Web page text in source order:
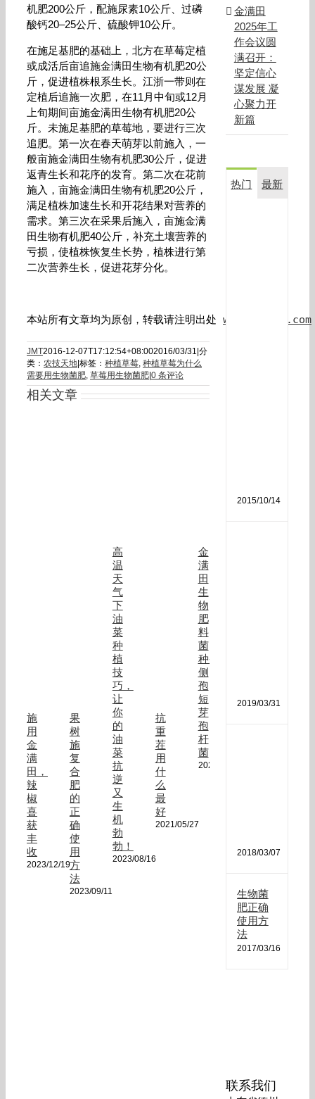
机肥200公斤，配施尿素10公斤、过磷
酸钙20–25公斤、硫酸钾10公斤。
在施足基肥的基础上，北方在草莓定植
或成活后亩追施金满田生物有机肥20公
斤，促进植株根系生长。江浙一带则在
定植后追施一次肥，在11月中旬或12月
上旬期间亩施金满田生物有机肥20公
斤。未施足基肥的草莓地，要进行三次
追肥。第一次在春天萌芽以前施入，一
般亩施金满田生物有机肥30公斤，促进
返青生长和花序的发育。第二次在花前
施入，亩施金满田生物有机肥20公斤，
满足植株加速生长和开花结果对营养的
需求。第三次在采果后施入，亩施金满
田生物有机肥40公斤，补充土壤营养的
亏损，使植株恢复生长势，植株进行第
二次营养生长，促进花芽分化。
本站所有文章均为原创，转载请注明出处 www.jmt007.com
JMT2016-12-07T17:12:54+08:002016/03/31 分
类： 农技天地 标签： 种植草莓, 种植草莓为什么
需要用生物菌肥, 草莓用生物菌肥 0 条评论
相关文章
施
用
金
满
田，
辣
椒
喜
获
丰
收
2023/12/19
果
树
施
复
合
肥
的
正
确
使
用
方
法
2023/09/11
高
温
天
气
下
油
菜
种
植
技
巧，
让
你
的
油
菜
抗
逆
又
生
机
勃
勃！
2023/08/16
抗
重
茬
用
什
么
最
好
2021/05/27
金
满
田
生
物
肥
料
菌
种-
侧
孢
短
芽
孢
杆
菌
2020/08/21
金满田
2025年工
作会议圆
满召开：
坚定信心
谋发展 凝
心聚力开
新篇
热门 最新
田
2015/10/14
2019/03/31
2018/03/07
生物菌
肥正确
使用方
法
2017/03/16
联系我们